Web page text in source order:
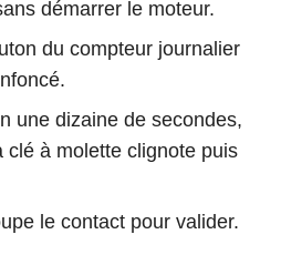
démarrer le moteur.
du compteur journalier
une dizaine de secondes,
clé à molette clignote puis
le contact pour valider.